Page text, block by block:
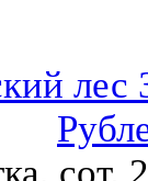
лес